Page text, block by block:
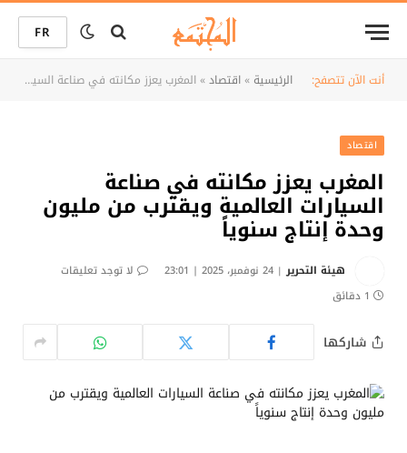
FR
أنت الآن تتصفح: الرئيسية»اقتصاد»المغرب يعزز مكانته في صناعة السيارات العالمية ويقترب من مليون وحدة إنتاج سنوياً
اقتصاد
المغرب يعزز مكانته في صناعة
السيارات العالمية ويقترب من مليون
وحدة إنتاج سنوياً
هيئة التحرير 24 نوفمبر، 2025 | 23:01
لا توجد تعليقات
1 دقائق
شاركها